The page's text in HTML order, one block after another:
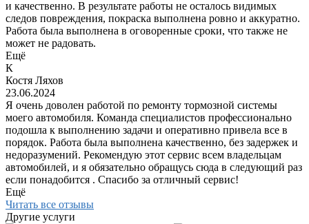
и качественно. В результате работы не осталось видимых
следов повреждения, покраска выполнена ровно и аккуратно.
Работа была выполнена в оговоренные сроки, что также не
может не радовать.
Ещё
К
Костя Ляхов
23.06.2024
Я очень доволен работой по ремонту тормозной системы
моего автомобиля. Команда специалистов профессионально
подошла к выполнению задачи и оперативно привела все в
порядок. Работа была выполнена качественно, без задержек и
недоразумений. Рекомендую этот сервис всем владельцам
автомобилей, и я обязательно обращусь сюда в следующий раз
если понадобится . Спасибо за отличный сервис!
Ещё
Читать все отзывы
Другие услуги